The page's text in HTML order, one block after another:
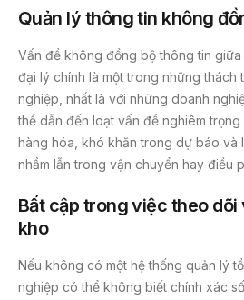
Quản lý thông tin không
Vấn đề không đồng bộ thông tin
đại lý chính là một trong những thách
nghiệp, nhất là với những doanh
thể dẫn đến loạt vấn đề nghiêm
hàng hóa, khó khăn trong dự báo và
nhầm lẫn trong vận chuyển hay điều
Bất cập trong việc theo
kho
Nếu không có một hệ thống quản lý
nghiệp có thể không biết chính xác